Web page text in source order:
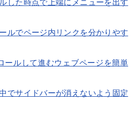
した時点で上端にメニューを出す
ルでページ内リンクを分かりやす
ールして進むウェブページを簡単
でサイドバーが消えないよう固定